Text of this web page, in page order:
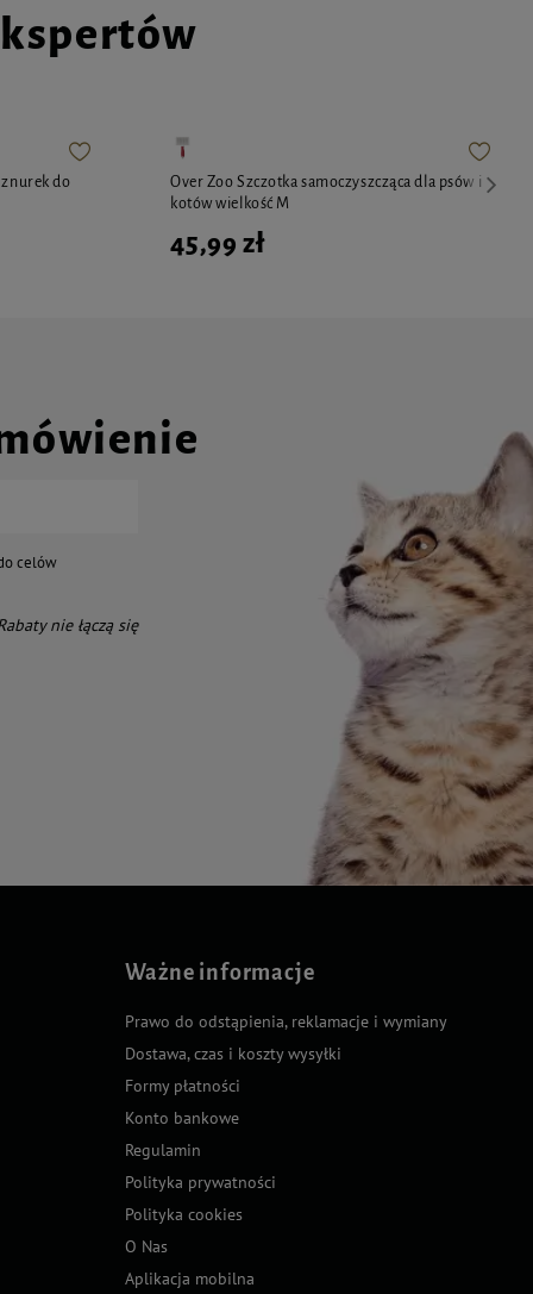
do
Over Zoo Szczotka samoczyszcząca dla psów i
kotów wielkość M
45,99 zł
celów
nie łączą się
Ważne informacje
Prawo do odstąpienia, reklamacje i wymiany
Dostawa, czas i koszty wysyłki
Formy płatności
Konto bankowe
Regulamin
Polityka prywatności
Polityka cookies
O Nas
Aplikacja mobilna